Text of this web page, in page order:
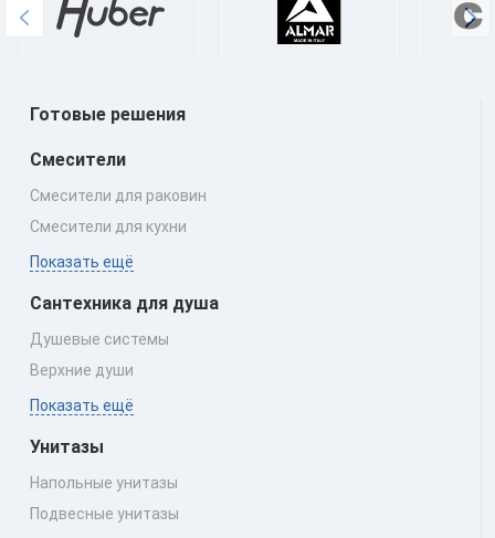
Готовые решения
Смесители
Смесители для раковин
Смесители для кухни
Показать ещё
Сантехника для душа
Душевые системы
Верхние души
Показать ещё
Унитазы
Напольные унитазы
Подвесные унитазы